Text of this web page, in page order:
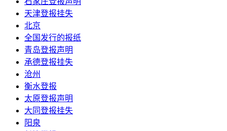
天津登报挂失
北京
全国发行的报纸
青岛登报声明
承德登报挂失
沧州
衡水登报
太原登报声明
大同登报挂失
阳泉